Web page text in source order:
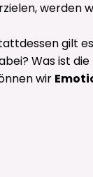
werden
gilt
Was ist die
wir